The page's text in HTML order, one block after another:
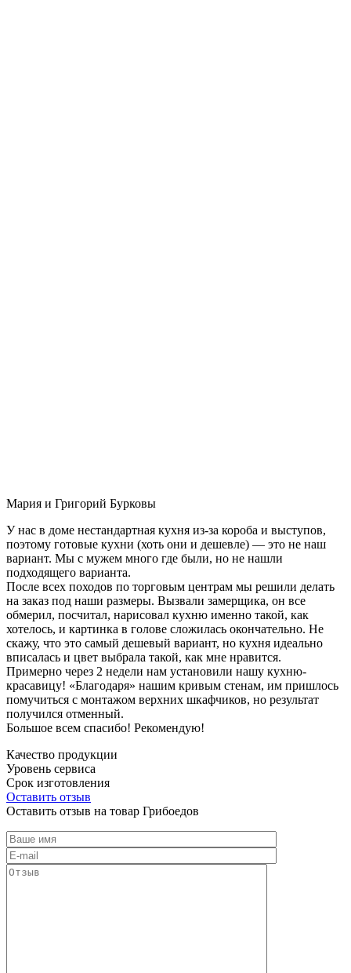
Мария и Григорий Бурковы
У нас в доме нестандартная кухня из-за короба и выступов,
поэтому готовые кухни (хоть они и дешевле) — это не наш
вариант. Мы с мужем много где были, но не нашли
подходящего варианта.
После всех походов по торговым центрам мы решили делать
на заказ под наши размеры. Вызвали замерщика, он все
обмерил, посчитал, нарисовал кухню именно такой, как
хотелось, и картинка в голове сложилась окончательно. Не
скажу, что это самый дешевый вариант, но кухня идеально
вписалась и цвет выбрала такой, как мне нравится.
Примерно через 2 недели нам установили нашу кухню-
красавицу! «Благодаря» нашим кривым стенам, им пришлось
помучиться с монтажом верхних шкафчиков, но результат
получился отменный.
Большое всем спасибо! Рекомендую!
Качество продукции
Уровень сервиса
Срок изготовления
Оставить отзыв
Оставить отзыв на товар Грибоедов